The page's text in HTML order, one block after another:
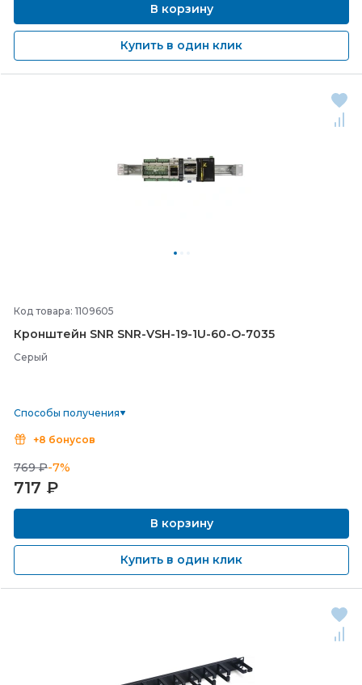
В корзину
Купить в один клик
Код товара: 1109605
Кронштейн SNR SNR-VSH-19-1U-60-O-7035
Серый
Способы получения
+8 бонусов
769 ₽-7%
717 ₽
В корзину
Купить в один клик